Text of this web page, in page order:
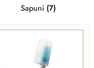
Sapuni (7)